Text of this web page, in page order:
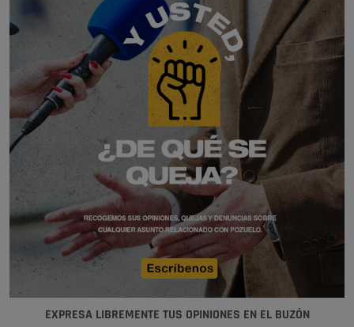
EXPRESA LIBREMENTE TUS OPINIONES EN EL BUZÓN